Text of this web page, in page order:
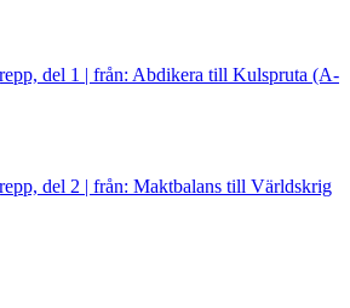
del 1 | från: Abdikera till Kulspruta (A-
del 2 | från: Maktbalans till Världskrig